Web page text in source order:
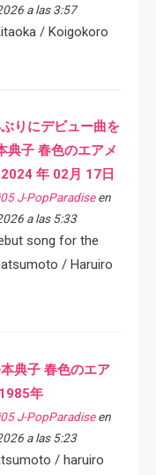
a las 3:57
/ Koigokoro
ぶりにデビュー曲を
典子 春色のエアメ
年 02月 17日
J-PopParadiseen
a las 5:33
song for the
/ Haruiro
本典子 春色のエア
年
J-PopParadiseen
a las 5:23
/ haruiro